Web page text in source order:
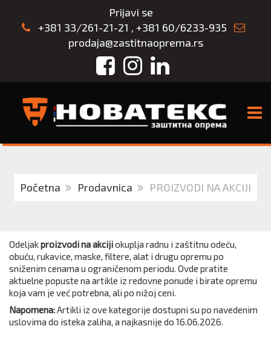
Prijavi se
+381 33/261-21-21 , +381 60/6233-935
prodaja@zastitnaoprema.rs
FacebookInstagram
LinkedIn
Početna Prodavnica PROIZVODI NA AKCIJI
Odeljakproizvodi na akcijiokuplja radnu i zaštitnu odeću,
obuću, rukavice, maske, filtere, alat i drugu opremu po
sniženim cenama u ograničenom periodu. Ovde pratite
aktuelne popuste na artikle iz redovne ponude i birate opremu
koja vam je već potrebna, ali po nižoj ceni.
Napomena:Artikli iz ove kategorije dostupni su po navedenim
uslovima do isteka zaliha, a najkasnije do 16.06.2026.